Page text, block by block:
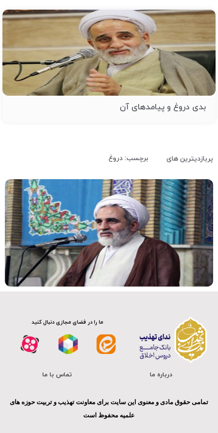
بدی دروغ و پیامدهای آن
پربازدیترین های برچسب: دروغ
ما را در فضای مجازی دنبال کنید
درباره ما تماس با ما
تمامی حقوق مادی و معنوی این سایت برای معاونت تهذیب و تربیت حوزه های
علمیه محفوظ است